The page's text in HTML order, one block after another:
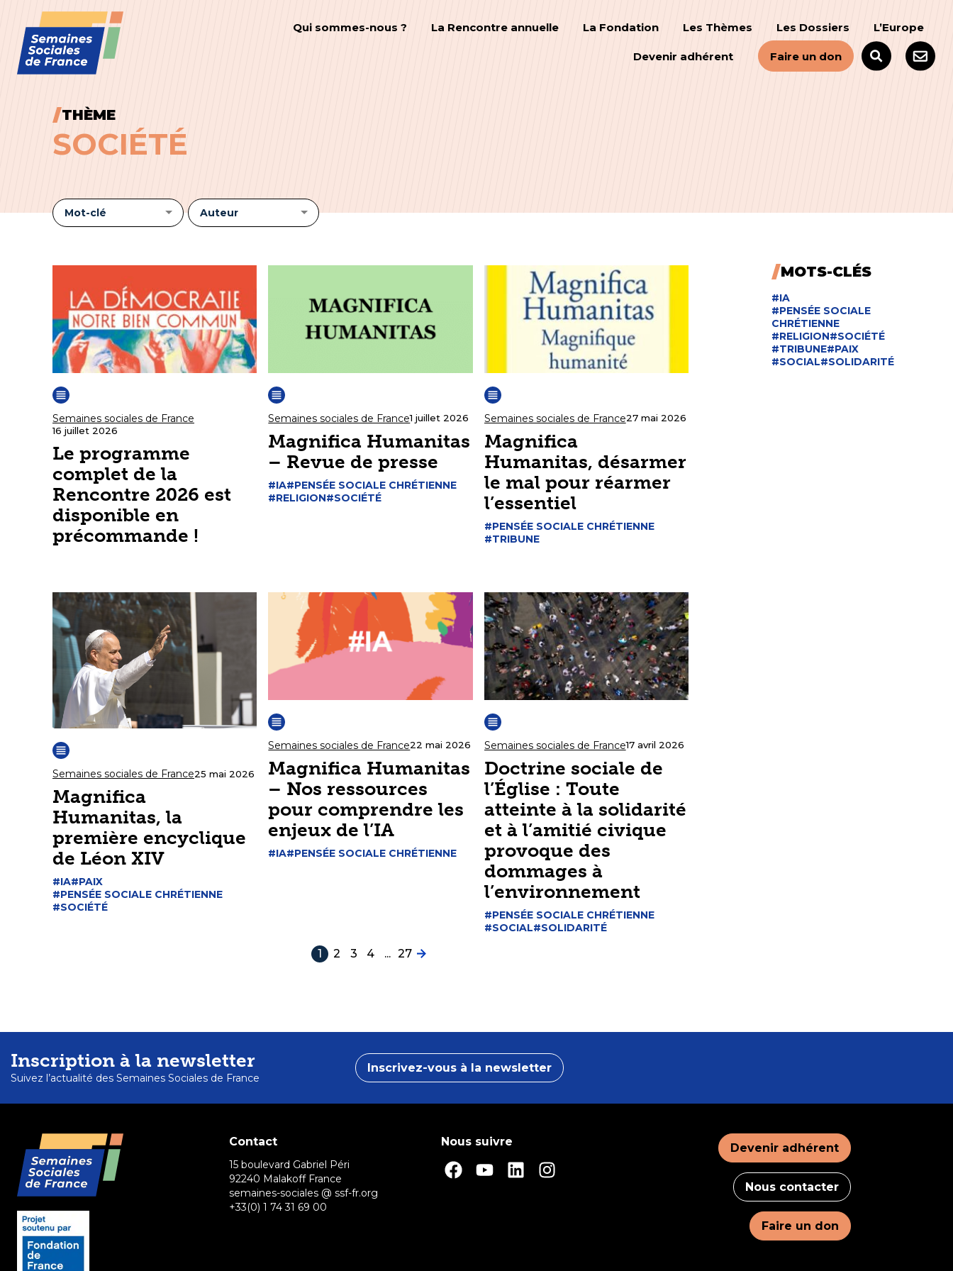
Qui sommes-nous ? La Rencontre annuelle La Fondation Les Thèmes Les Dossiers L’Europe
Devenir adhérent Faire un don
THÈME
SOCIÉTÉ
Mot-clé Auteur
Semaines sociales de France
16 juillet 2026
Le programme
complet de la
Rencontre 2026 est
disponible en
précommande !
Semaines sociales de France1 juillet 2026
Magnifica Humanitas
– Revue de presse
#IA#PENSÉE SOCIALE CHRÉTIENNE
#RELIGION#SOCIÉTÉ
Semaines sociales de France27 mai 2026
Magnifica
Humanitas, désarmer
le mal pour réarmer
l’essentiel
#PENSÉE SOCIALE CHRÉTIENNE
#TRIBUNE
Semaines sociales de France25 mai 2026
Magnifica
Humanitas, la
première encyclique
de Léon XIV
#IA#PAIX
#PENSÉE SOCIALE CHRÉTIENNE
#SOCIÉTÉ
Semaines sociales de France22 mai 2026
Magnifica Humanitas
– Nos ressources
pour comprendre les
enjeux de l’IA
#IA#PENSÉE SOCIALE CHRÉTIENNE
Semaines sociales de France17 avril 2026
Doctrine sociale de
l’Église : Toute
atteinte à la solidarité
et à l’amitié civique
provoque des
dommages à
l’environnement
#PENSÉE SOCIALE CHRÉTIENNE
#SOCIAL#SOLIDARITÉ
1 2 3 4 ... 27
MOTS-CLÉS
#IA
#PENSÉE SOCIALE
CHRÉTIENNE
#RELIGION#SOCIÉTÉ
#TRIBUNE#PAIX
#SOCIAL#SOLIDARITÉ
Inscription à la newsletter
Suivez l’actualité des Semaines Sociales de France
Inscrivez-vous à la newsletter
Contact
15 boulevard Gabriel Péri
92240 Malakoff France
semaines-sociales @ ssf-fr.org
+33(0) 1 74 31 69 00
Nous suivre Devenir adhérent
Nous contacter
Faire un don